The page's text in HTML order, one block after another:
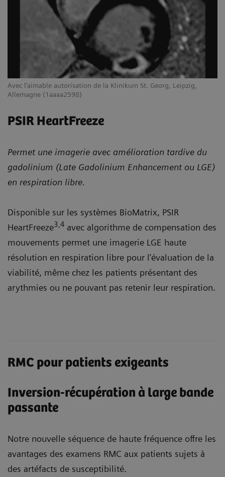
Avec l’aimable autorisation de la Klinikum St. Georg, Leipzig,
Allemagne (1aaaa2598)
PSIR HeartFreeze
Permet une imagerie avec amélioration tardive du
gadolinium (Late Gadolinium Enhancement ou LGE)
en respiration libre.
Disponible sur les systèmes BioMatrix, PSIR
HeartFreeze3,4 avec algorithme de compensation des
mouvements permet une imagerie LGE haute
résolution en respiration libre pour l’évaluation de la
viabilité, même chez les patients présentant des
arythmies ou ne pouvant pas retenir leur respiration.
RMC pour patients exigeants
Inversion-récupération à large bande
passante
Notre nouvelle séquence de haute fréquence offre les
avantages des examens RMC aux patients sujets à
des artéfacts de susceptibilité.